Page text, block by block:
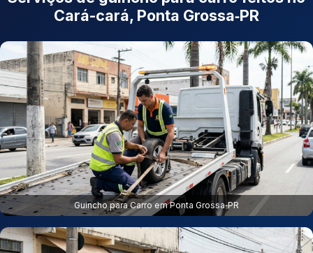
Cará-cará, Ponta Grossa‑PR
Guincho para Carro em Ponta Grossa‑PR